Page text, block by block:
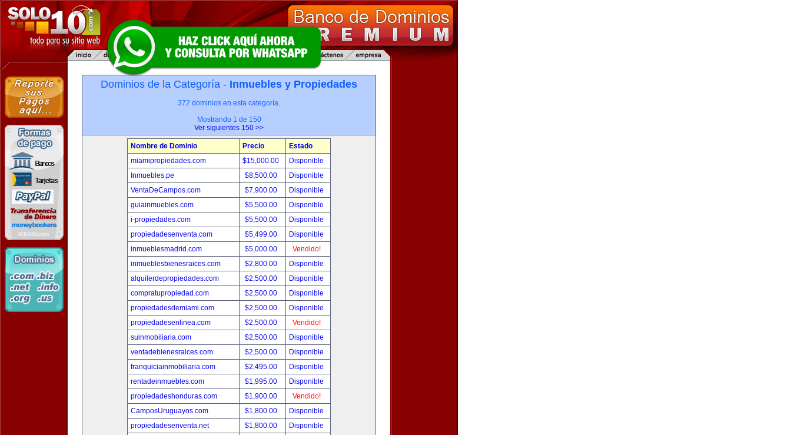
Dominios de la Categoría - Inmuebles y Propiedades
372 dominios en esta categoría.
Mostrando 1 de 150
Ver siguientes 150 >>
Nombre de Dominio Precio
Estado
miamipropiedades.com
$15,000.00
Disponible
Inmuebles.pe
$8,500.00
Disponible
VentaDeCampos.com
$7,900.00
Disponible
guiainmuebles.com
$5,500.00
Disponible
i-propiedades.com
$5,500.00
Disponible
propiedadesenventa.com
$5,499.00
Disponible
inmueblesmadrid.com
$5,000.00
Vendido!
inmueblesbienesraices.com
$2,800.00
Disponible
alquilerdepropiedades.com
$2,500.00
Disponible
compratupropiedad.com
$2,500.00
Disponible
propiedadesdemiami.com
$2,500.00
Disponible
propiedadesenlinea.com
$2,500.00
Vendido!
suinmobiliaria.com
$2,500.00
Disponible
ventadebienesraices.com
$2,500.00
Disponible
franquiciainmobiliaria.com
$2,495.00
Disponible
rentadeinmuebles.com
$1,995.00
Disponible
propiedadeshonduras.com
$1,900.00
Vendido!
CamposUruguayos.com
$1,800.00
Disponible
propiedadesenventa.net
$1,800.00
Disponible